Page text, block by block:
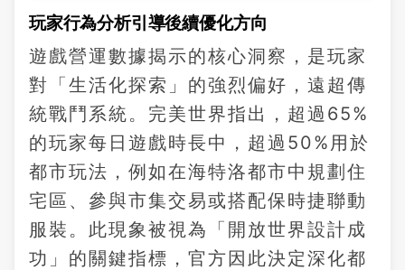
玩家行為分析引導後續優化方向
遊戲營運數據揭示的核心洞察，是玩家
對「生活化探索」的強烈偏好，遠超傳
統戰鬥系統。完美世界指出，超過65%
的玩家每日遊戲時長中，超過50%用於
都市玩法，例如在海特洛都市中規劃住
宅區、參與市集交易或搭配保時捷聯動
服裝。此現象被視為「開放世界設計成
功」的關鍵指標，官方因此決定深化都